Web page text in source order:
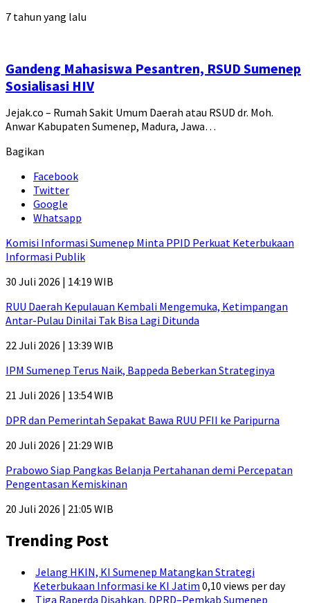
7 tahun yang lalu
Gandeng Mahasiswa Pesantren, RSUD Sumenep
Sosialisasi HIV
Jejak.co – Rumah Sakit Umum Daerah atau RSUD dr. Moh.
Anwar Kabupaten Sumenep, Madura, Jawa…
Bagikan
Facebook
Twitter
Google
Whatsapp
Komisi Informasi Sumenep Minta PPID Perkuat Keterbukaan
Informasi Publik
30 Juli 2026 | 14:19 WIB
RUU Daerah Kepulauan Kembali Mengemuka, Ketimpangan
Antar-Pulau Dinilai Tak Bisa Lagi Ditunda
22 Juli 2026 | 13:39 WIB
IPM Sumenep Terus Naik, Bappeda Beberkan Strateginya
21 Juli 2026 | 13:54 WIB
DPR dan Pemerintah Sepakat Bawa RUU PFII ke Paripurna
20 Juli 2026 | 21:29 WIB
Prabowo Siap Pangkas Belanja Pertahanan demi Percepatan
Pengentasan Kemiskinan
20 Juli 2026 | 21:05 WIB
Trending Post
Jelang HKIN, KI Sumenep Matangkan Strategi
Keterbukaan Informasi ke KI Jatim 0,10 views per day
Tiga Raperda Disahkan, DPRD–Pemkab Sumenep